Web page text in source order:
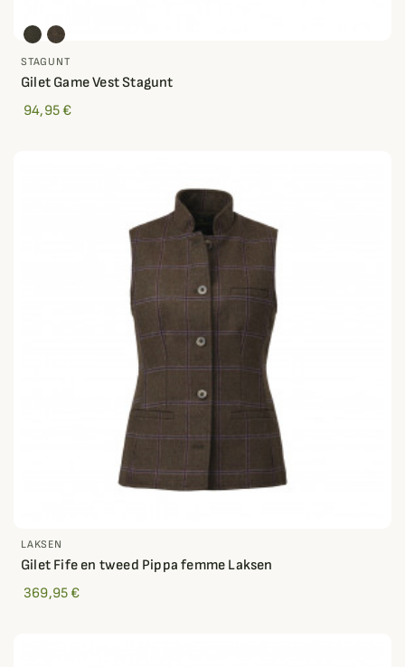
STAGUNT
Gilet Game Vest Stagunt
94,95 €
LAKSEN
Gilet Fife en tweed Pippa femme Laksen
369,95 €